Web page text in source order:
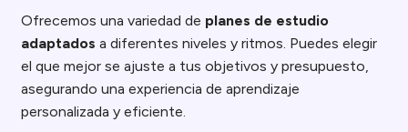
Ofrecemos una variedad de planes de estudio
adaptados a diferentes niveles y ritmos. Puedes elegir
el que mejor se ajuste a tus objetivos y presupuesto,
asegurando una experiencia de aprendizaje
personalizada y eficiente.